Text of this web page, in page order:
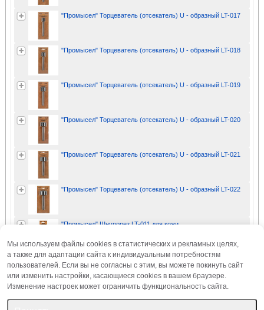
"Промысел" Торцеватель (отсекатель) U - образный LT-017
"Промысел" Торцеватель (отсекатель) U - образный LT-018
"Промысел" Торцеватель (отсекатель) U - образный LT-019
"Промысел" Торцеватель (отсекатель) U - образный LT-020
"Промысел" Торцеватель (отсекатель) U - образный LT-021
"Промысел" Торцеватель (отсекатель) U - образный LT-022
"Промысел" Шнурорез LT-011 для кожи
"FLEXSTEP" "Краска для кожи" Реставрационная LDP-50 для
кожи 50 мл
Наименований: 3
Мы используем файлы cookies в статистических и рекламных целях,
а также для адаптации сайта к индивидуальным потребностям
пользователей. Если вы не согласны с этим, вы можете покинуть сайт
или изменить настройки, касающиеся cookies в вашем браузере.
Изменение настроек может ограничить функциональность сайта.